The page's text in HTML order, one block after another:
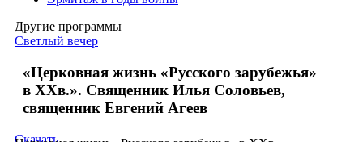
Другие программы
Светлый вечер
«Церковная жизнь «Русского зарубежья»
в ХХв.». Священник Илья Соловьев,
священник Евгений Агеев
Скачать